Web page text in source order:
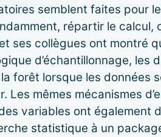
semblent faites pour
répartir le calcul,
ses collègues ont montré
d’échantillonnage, les
forêt lorsque les données
Les mêmes mécanismes
variables ont également
statistique à un